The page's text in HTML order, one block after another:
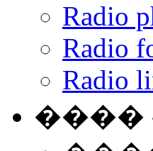
Radio
Radio
Radio
����